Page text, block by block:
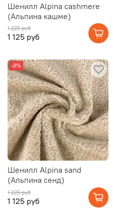
Шенилл Alpina cashmere
(Альпина кашме)
1 225 руб
1 125 руб
-8%
Шенилл Alpina sand
(Альпина сенд)
1 225 руб
1 125 руб